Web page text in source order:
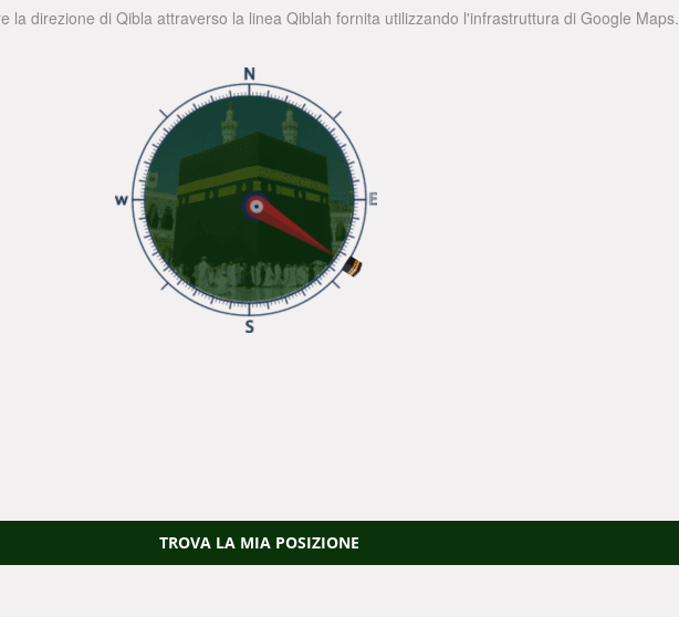
la direzione di Qibla attraverso la linea Qiblah fornita utilizzando l'infrastruttura di Google Maps.
TROVA LA MIA POSIZIONE